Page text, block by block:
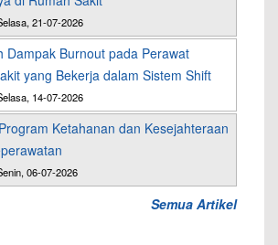
21-07-2026
Dampak Burnout pada Perawat
yang Bekerja dalam Sistem Shift
14-07-2026
Ketahanan dan Kesejahteraan
06-07-2026
Semua Artikel